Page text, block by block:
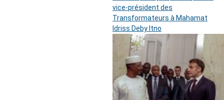
vice-président des
Transformateurs à Mahamat
Idriss Deby Itno